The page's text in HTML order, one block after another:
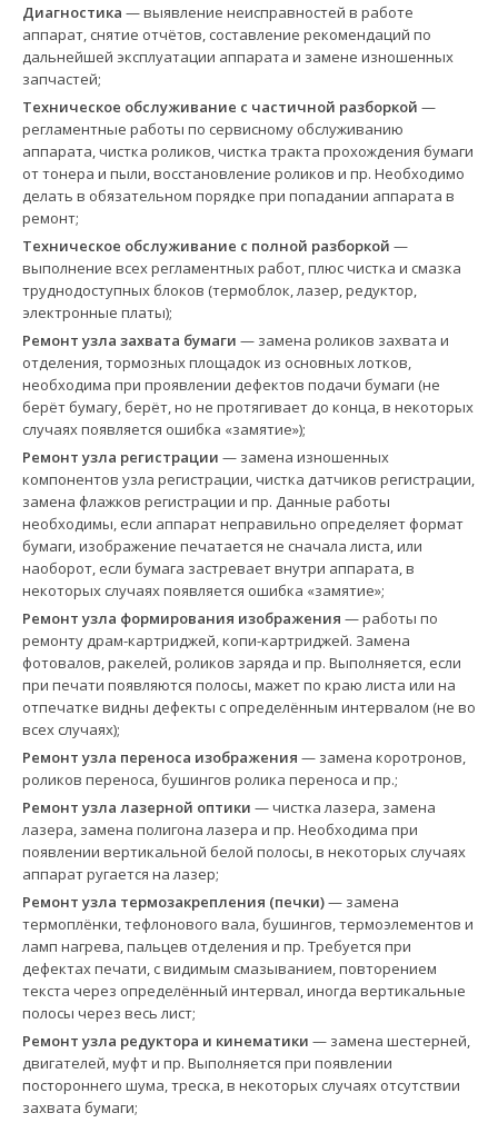
Диагностика — выявление неисправностей в работе
аппарат, снятие отчётов, составление рекомендаций по
дальнейшей эксплуатации аппарата и замене изношенных
запчастей;
Техническое обслуживание с частичной разборкой —
регламентные работы по сервисному обслуживанию
аппарата, чистка роликов, чистка тракта прохождения бумаги
от тонера и пыли, восстановление роликов и пр. Необходимо
делать в обязательном порядке при попадании аппарата в
ремонт;
Техническое обслуживание с полной разборкой —
выполнение всех регламентных работ, плюс чистка и смазка
труднодоступных блоков (термоблок, лазер, редуктор,
электронные платы);
Ремонт узла захвата бумаги — замена роликов захвата и
отделения, тормозных площадок из основных лотков,
необходима при проявлении дефектов подачи бумаги (не
берёт бумагу, берёт, но не протягивает до конца, в некоторых
случаях появляется ошибка «замятие»);
Ремонт узла регистрации — замена изношенных
компонентов узла регистрации, чистка датчиков регистрации,
замена флажков регистрации и пр. Данные работы
необходимы, если аппарат неправильно определяет формат
бумаги, изображение печатается не сначала листа, или
наоборот, если бумага застревает внутри аппарата, в
некоторых случаях появляется ошибка «замятие»;
Ремонт узла формирования изображения — работы по
ремонту драм-картриджей, копи-картриджей. Замена
фотовалов, ракелей, роликов заряда и пр. Выполняется, если
при печати появляются полосы, мажет по краю листа или на
отпечатке видны дефекты с определённым интервалом (не во
всех случаях);
Ремонт узла переноса изображения — замена коротронов,
роликов переноса, бушингов ролика переноса и пр.;
Ремонт узла лазерной оптики — чистка лазера, замена
лазера, замена полигона лазера и пр. Необходима при
появлении вертикальной белой полосы, в некоторых случаях
аппарат ругается на лазер;
Ремонт узла термозакрепления (печки)— замена
термоплёнки, тефлонового вала, бушингов, термоэлементов и
ламп нагрева, пальцев отделения и пр. Требуется при
дефектах печати, с видимым смазыванием, повторением
текста через определённый интервал, иногда вертикальные
полосы через весь лист;
Ремонт узла редуктора и кинематики — замена шестерней,
двигателей, муфт и пр. Выполняется при появлении
постороннего шума, треска, в некоторых случаях отсутствии
захвата бумаги;